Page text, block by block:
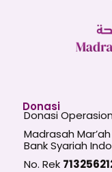
Donasi
Donasi
Madrasah
Bank Syariah
No. Rek